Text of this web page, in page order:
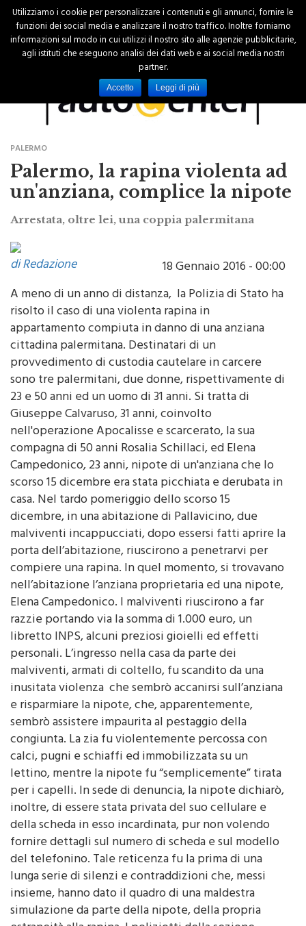
PALERMO
Palermo, la rapina violenta ad
un'anziana, complice la nipote
Arrestata, oltre lei, una coppia palermitana
di Redazione
18 Gennaio 2016 - 00:00
A meno di un anno di distanza, la Polizia di Stato ha
risolto il caso di una violenta rapina in
appartamento compiuta in danno di una anziana
cittadina palermitana. Destinatari di un
provvedimento di custodia cautelare in carcere
sono tre palermitani, due donne, rispettivamente di
23 e 50 anni ed un uomo di 31 anni. Si tratta di
Giuseppe Calvaruso, 31 anni, coinvolto
nell'operazione Apocalisse e scarcerato, la sua
compagna di 50 anni Rosalia Schillaci, ed Elena
Campedonico, 23 anni, nipote di un'anziana che lo
scorso 15 dicembre era stata picchiata e derubata in
casa. Nel tardo pomeriggio dello scorso 15
dicembre, in una abitazione di Pallavicino, due
malviventi incappucciati, dopo essersi fatti aprire la
porta dell’abitazione, riuscirono a penetrarvi per
compiere una rapina. In quel momento, si trovavano
nell’abitazione l’anziana proprietaria ed una nipote,
Elena Campedonico. I malviventi riuscirono a far
razzie portando via la somma di 1.000 euro, un
libretto INPS, alcuni preziosi gioielli ed effetti
personali. L’ingresso nella casa da parte dei
malviventi, armati di coltello, fu scandito da una
inusitata violenza che sembrò accanirsi sull’anziana
e risparmiare la nipote, che, apparentemente,
sembrò assistere impaurita al pestaggio della
congiunta. La zia fu violentemente percossa con
calci, pugni e schiaffi ed immobilizzata su un
lettino, mentre la nipote fu “semplicemente” tirata
per i capelli. In sede di denuncia, la nipote dichiarò,
inoltre, di essere stata privata del suo cellulare e
della scheda in esso incardinata, pur non volendo
fornire dettagli sul numero di scheda e sul modello
del telefonino. Tale reticenza fu la prima di una
lunga serie di silenzi e contraddizioni che, messi
insieme, hanno dato il quadro di una maldestra
simulazione da parte della nipote, della propria
Utilizziamo i cookie per personalizzare i contenuti e gli annunci, fornire le
funzioni dei social media e analizzare il nostro traffico. Inoltre forniamo
informazioni sul modo in cui utilizzi il nostro sito alle agenzie pubblicitarie,
agli istituti che eseguono analisi dei dati web e ai social media nostri
partner.
Accetto Leggi di più